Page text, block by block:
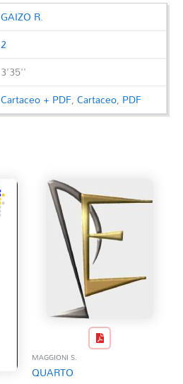
GAIZO R.
2
3'35''
Cartaceo + PDF,Cartaceo, PDF
MAGGIONI S.
QUARTO